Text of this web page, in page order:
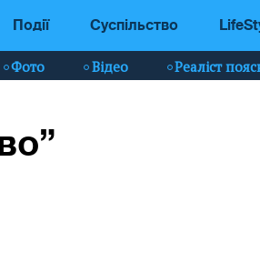
Події Суспільство
Фото Відео Реаліст